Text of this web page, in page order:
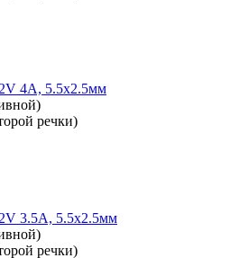
4A, 5.5x2.5мм
речки)
3.5A, 5.5x2.5мм
речки)